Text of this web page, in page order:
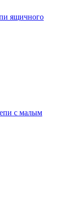
ящичного
с малым